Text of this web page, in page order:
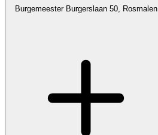
Burgemeester Burgerslaan 50, Rosmalen